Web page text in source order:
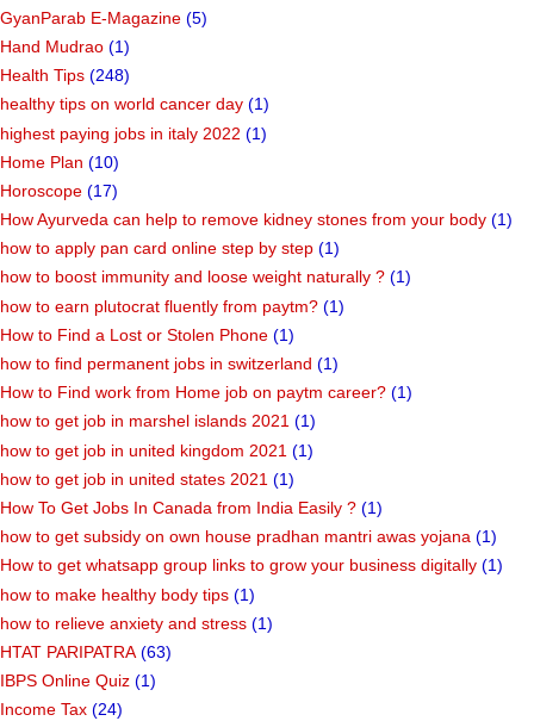
GyanParab E-Magazine (5)
Hand Mudrao (1)
Health Tips (248)
healthy tips on world cancer day (1)
highest paying jobs in italy 2022 (1)
Home Plan (10)
Horoscope (17)
How Ayurveda can help to remove kidney stones from your body (1)
how to apply pan card online step by step (1)
how to boost immunity and loose weight naturally ? (1)
how to earn plutocrat fluently from paytm? (1)
How to Find a Lost or Stolen Phone (1)
how to find permanent jobs in switzerland (1)
How to Find work from Home job on paytm career? (1)
how to get job in marshel islands 2021 (1)
how to get job in united kingdom 2021 (1)
how to get job in united states 2021 (1)
How To Get Jobs In Canada from India Easily ? (1)
how to get subsidy on own house pradhan mantri awas yojana (1)
How to get whatsapp group links to grow your business digitally (1)
how to make healthy body tips (1)
how to relieve anxiety and stress (1)
HTAT PARIPATRA (63)
IBPS Online Quiz (1)
Income Tax (24)